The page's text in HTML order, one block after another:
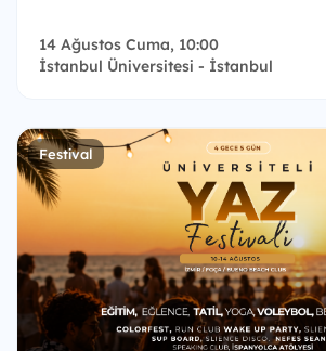
14 Ağustos Cuma, 10:00
İstanbul Üniversitesi - İstanbul
Festival